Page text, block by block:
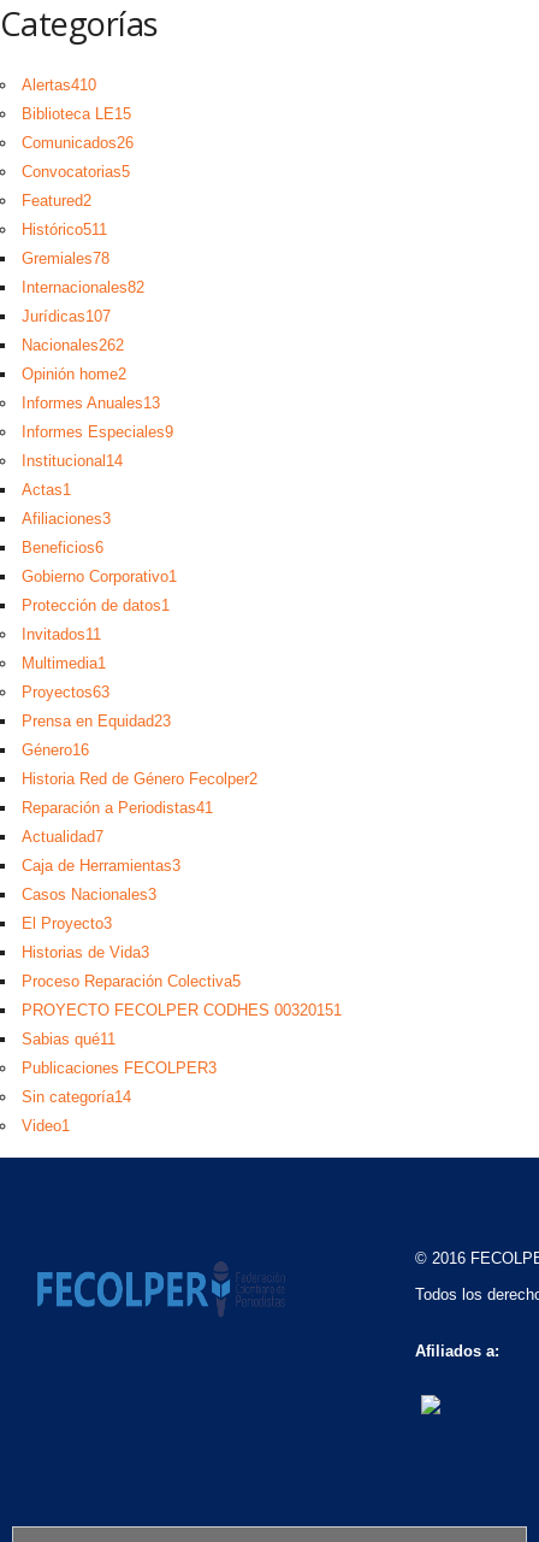
Categorías
Alertas410
Biblioteca LE15
Comunicados26
Convocatorias5
Featured2
Histórico511
Gremiales78
Internacionales82
Jurídicas107
Nacionales262
Opinión home2
Informes Anuales13
Informes Especiales9
Institucional 14
Actas1
Afiliaciones3
Beneficios6
Gobierno Corporativo1
Protección de datos1
Invitados11
Multimedia1
Proyectos63
Prensa en Equidad23
Género16
Historia Red de Género Fecolper2
Reparación a Periodistas41
Actualidad7
Caja de Herramientas3
Casos Nacionales3
El Proyecto3
Historias de Vida3
Proceso Reparación Colectiva5
PROYECTO FECOLPER CODHES 00320151
Sabias qué11
Publicaciones FECOLPER3
Sin categoría14
Video1
© 2016
Todos los
Afiliados a: